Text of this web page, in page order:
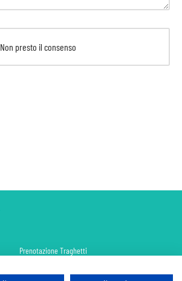
Non presto il consenso
Prenotazione Traghetti